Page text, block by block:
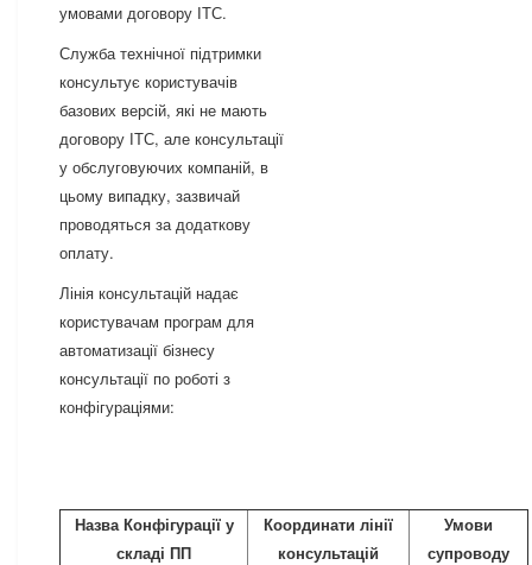
умовами договору ІТС.
Служба технічної підтримки
консультує користувачів
базових версій, які не мають
договору ІТС, але консультації
у обслуговуючих компаній, в
цьому випадку, зазвичай
проводяться за додаткову
оплату.
Лінія консультацій надає
користувачам програм для
автоматизації бізнесу
консультації по роботі з
конфігураціями:
Назва Конфігурації у
складі ПП
Координати лінії
консультацій
Умови
супроводу